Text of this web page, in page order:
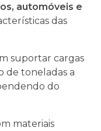
automóveis e
das
suportar cargas
de toneladas a
do
materiais